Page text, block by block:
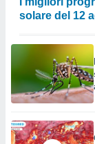
solare del 12